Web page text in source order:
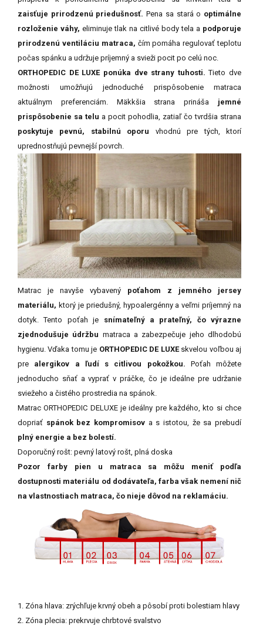
zaisťuje prirodzenú priedušnosť. Pena sa stará o optimálne
rozloženie váhy, eliminuje tlak na citlivé body tela a podporuje
prirodzenú ventiláciu matraca, čím pomáha regulovať teplotu
počas spánku a udržuje príjemný a svieži pocit po celú noc.
ORTHOPEDIC DE LUXE ponúka dve strany tuhosti. Tieto dve
možnosti umožňujú jednoduché prispôsobenie matraca
aktuálnym preferenciám. Mäkkšia strana prináša jemné
prispôsobenie sa telu a pocit pohodlia, zatiaľ čo tvrdšia strana
poskytuje pevnú, stabilnú oporu vhodnú pre tých, ktorí
uprednostňujú pevnejší povrch.
Matrac je navyše vybavený poťahom z jemného jersey
materiálu, ktorý je priedušný, hypoalergénny a veľmi príjemný na
dotyk. Tento poťah je snímateľný a prateľný, čo výrazne
zjednodušuje údržbu matraca a zabezpečuje jeho dlhodobú
hygienu. Vďaka tomu je ORTHOPEDIC DE LUXEskvelou voľbou aj
pre alergikov a ľudí s citlivou pokožkou. Poťah môžete
jednoducho sňať a vyprať v práčke, čo je ideálne pre udržanie
sviežeho a čistého prostredia na spánok.
Matrac ORTHOPEDIC DELUXE je ideálny pre každého, kto si chce
dopriať spánok bez kompromisov a s istotou, že sa prebudí
plný energie a bez bolestí.
Doporučný rošt: pevný latový rošt, plná doska
Pozor farby pien u matraca sa môžu meniť podľa
dostupnosti materiálu od dodávateľa, farba však nemení nič
na vlastnostiach matraca, čo nieje dôvod na reklamáciu.
1. Zóna hlava: zrýchľuje krvný obeh a pôsobí proti bolestiam hlavy
2. Zóna plecia: prekrvuje chrbtové svalstvo